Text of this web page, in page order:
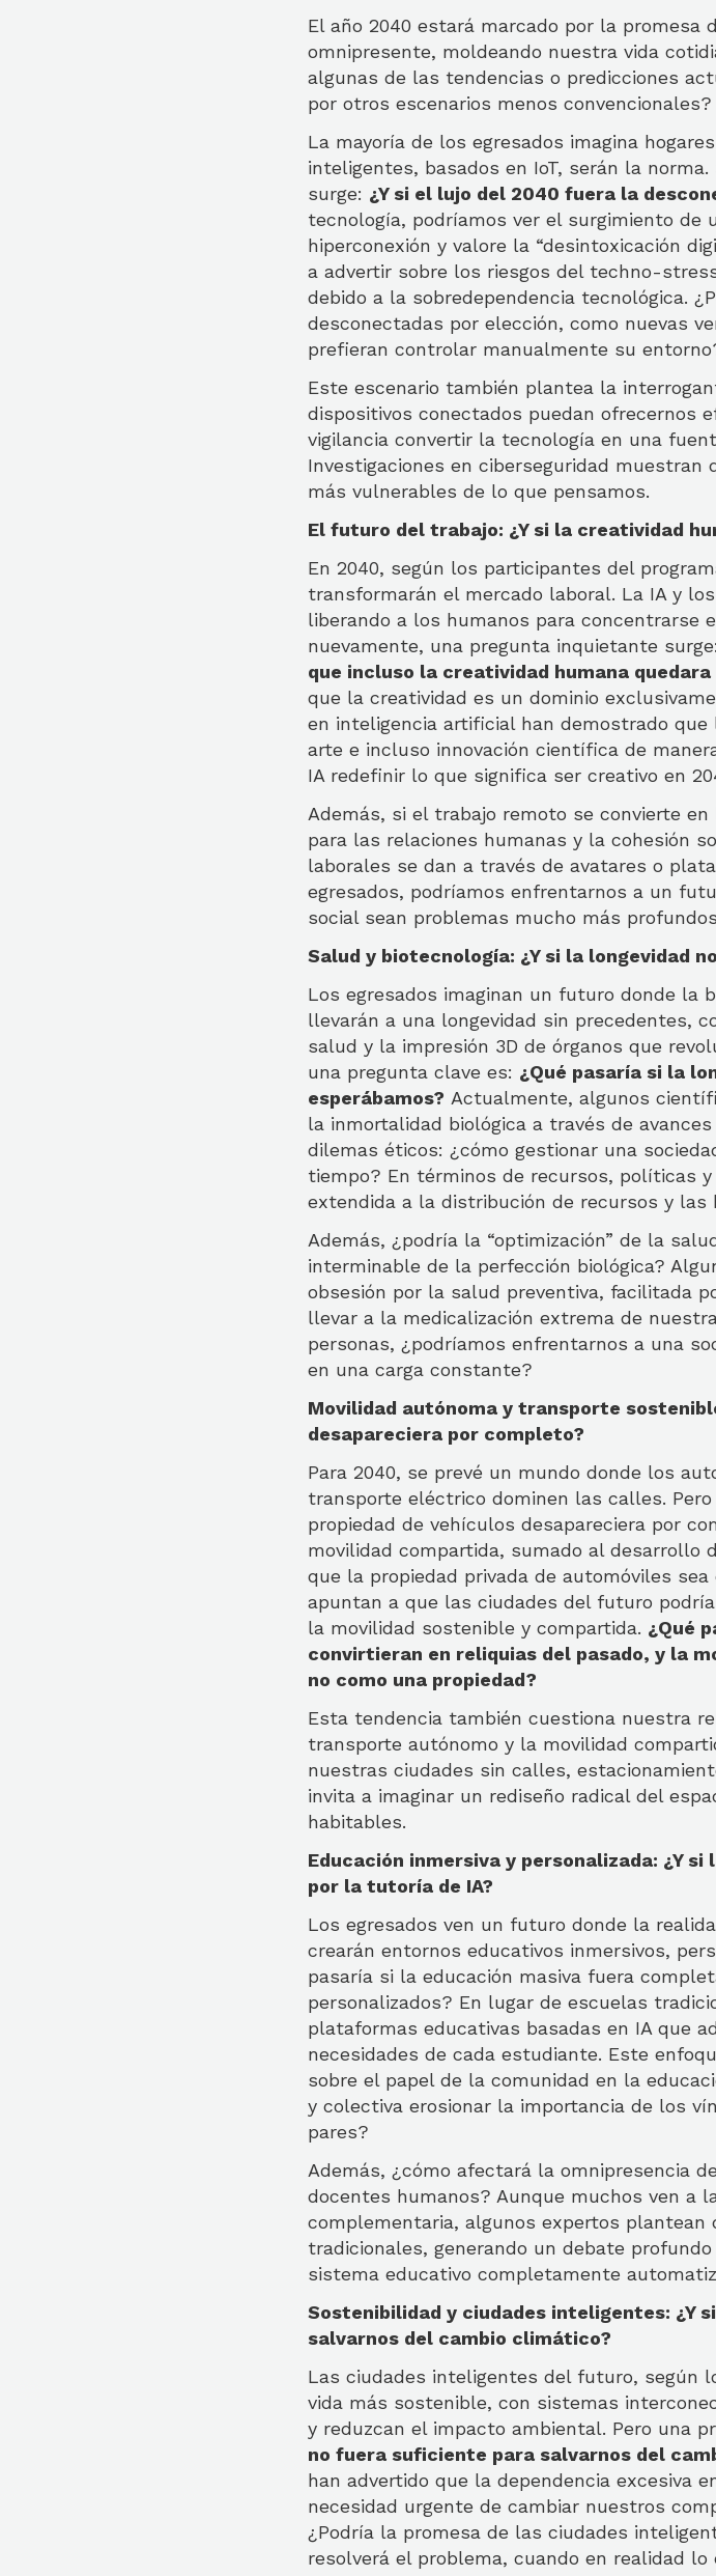
El año 2040 estará marcado por la
omnipresente, moldeando nuestra vida
algunas de las tendencias o predicciones
por otros escenarios menos convencionales?
La mayoría de los egresados imagina
inteligentes, basados en IoT, serán la
surge: ¿Y si el lujo del 2040 fuera la
tecnología, podríamos ver el surgimiento de
hiperconexión y valore la “desintoxicación
a advertir sobre los riesgos del techno-
debido a la sobredependencia tecnológica.
desconectadas por elección, como nuevas
prefieran controlar manualmente su
Este escenario también plantea la
dispositivos conectados puedan ofrecernos
vigilancia convertir la tecnología en una
Investigaciones en ciberseguridad
más vulnerables de lo que pensamos.
El futuro del trabajo: ¿Y si la creatividad
En 2040, según los participantes del
transformarán el mercado laboral. La IA y
liberando a los humanos para concentrarse
nuevamente, una pregunta inquietante surge:
que incluso la creatividad humana
que la creatividad es un dominio
en inteligencia artificial han demostrado
arte e incluso innovación científica de
IA redefinir lo que significa ser creativo en
Además, si el trabajo remoto se convierte
para las relaciones humanas y la cohesión
laborales se dan a través de avatares o
egresados, podríamos enfrentarnos a un
social sean problemas mucho más
Salud y biotecnología: ¿Y si la longevidad
Los egresados imaginan un futuro donde la
llevarán a una longevidad sin precedentes,
salud y la impresión 3D de órganos que
una pregunta clave es: ¿Qué pasaría si la
esperábamos? Actualmente, algunos
la inmortalidad biológica a través de
dilemas éticos: ¿cómo gestionar una
tiempo? En términos de recursos, políticas
extendida a la distribución de recursos y las
Además, ¿podría la “optimización” de la
interminable de la perfección biológica?
obsesión por la salud preventiva, facilitada
llevar a la medicalización extrema de
personas, ¿podríamos enfrentarnos a una
en una carga constante?
Movilidad autónoma y transporte
desapareciera por completo?
Para 2040, se prevé un mundo donde los
transporte eléctrico dominen las calles.
propiedad de vehículos desapareciera por
movilidad compartida, sumado al desarrollo
que la propiedad privada de automóviles
apuntan a que las ciudades del futuro
la movilidad sostenible y compartida. ¿Qué
convirtieran en reliquias del pasado, y la
no como una propiedad?
Esta tendencia también cuestiona nuestra
transporte autónomo y la movilidad
nuestras ciudades sin calles,
invita a imaginar un rediseño radical del
habitables.
Educación inmersiva y personalizada: ¿Y
por la tutoría de IA?
Los egresados ven un futuro donde la
crearán entornos educativos inmersivos,
pasaría si la educación masiva fuera
personalizados? En lugar de escuelas
plataformas educativas basadas en IA que
necesidades de cada estudiante. Este
sobre el papel de la comunidad en la
y colectiva erosionar la importancia de los
pares?
Además, ¿cómo afectará la omnipresencia
docentes humanos? Aunque muchos ven a
complementaria, algunos expertos
tradicionales, generando un debate
sistema educativo completamente
Sostenibilidad y ciudades inteligentes: ¿Y
salvarnos del cambio climático?
Las ciudades inteligentes del futuro, según
vida más sostenible, con sistemas
y reduzcan el impacto ambiental. Pero una
no fuera suficiente para salvarnos del
han advertido que la dependencia excesiva
necesidad urgente de cambiar nuestros
¿Podría la promesa de las ciudades
resolverá el problema, cuando en realidad